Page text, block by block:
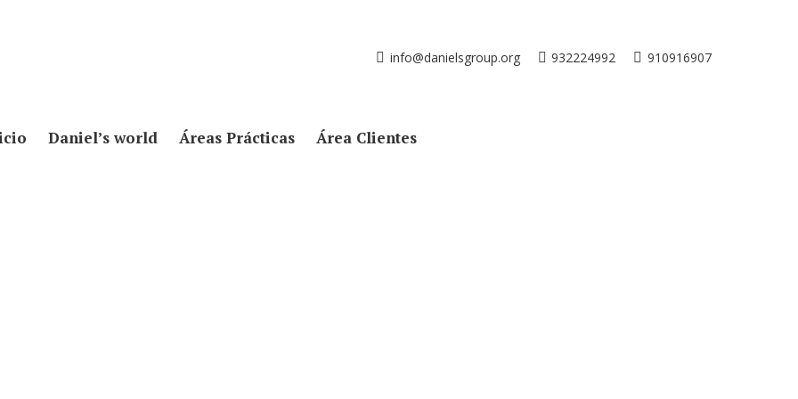
info@danielsgroup.org 932224992 910916907
Daniel’s world Áreas Prácticas Área Clientes